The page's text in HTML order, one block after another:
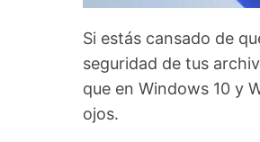
Si estás cansado de
seguridad de tus
que en Windows 10 y
ojos.